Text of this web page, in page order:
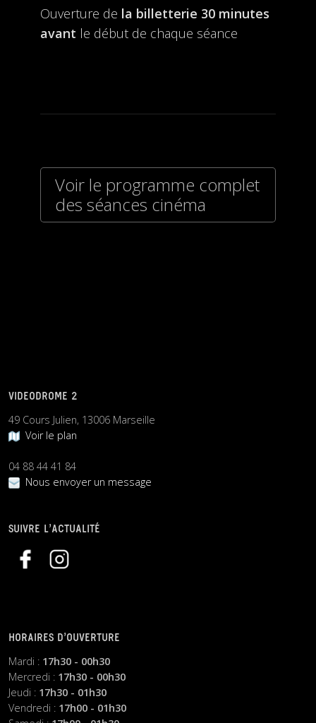
Ouverture de la billetterie 30 minutes
avant le début de chaque séance
Voir le programme complet
des séances cinéma
VIDEODROME 2
49 Cours Julien, 13006 Marseille
Voir le plan
04 88 44 41 84
Nous envoyer un message
SUIVRE L’ACTUALITÉ
HORAIRES D’OUVERTURE
Mardi : 17h30 - 00h30
Mercredi : 17h30 - 00h30
Jeudi : 17h30 - 01h30
Vendredi : 17h00 - 01h30